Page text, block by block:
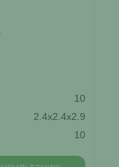
10
2.4x2.4x2.9
10